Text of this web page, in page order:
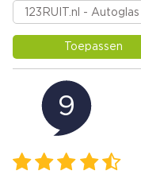
Toepassen
9